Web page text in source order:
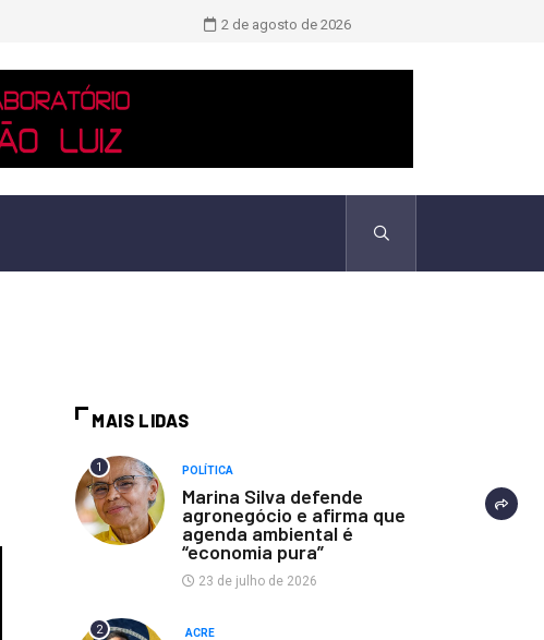
Novo boletim indica El Niño ‘muito
2 de agosto de 2026
MAIS LIDAS
1 POLÍTICA
Marina Silva defende
agronegócio e afirma que
agenda ambiental é
“economia pura”
23 de julho de 2026
2 ACRE